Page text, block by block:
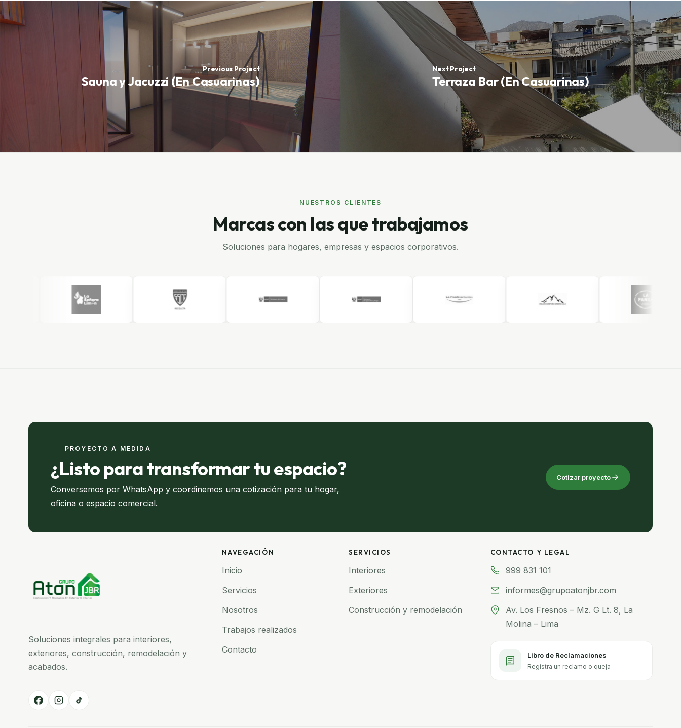
Previous Project
Sauna y Jacuzzi (En Casuarinas)
Next Project
Terraza Bar (En Casuarinas)
NUESTROS CLIENTES
Marcas con las que trabajamos
Soluciones para hogares, empresas y espacios corporativos.
PROYECTO A MEDIDA
¿Listo para transformar tu espacio?
Conversemos por WhatsApp y coordinemos una cotización para tu hogar,
oficina o espacio comercial.
Cotizar proyecto
Soluciones integrales para interiores,
exteriores, construcción, remodelación y
acabados.
NAVEGACIÓN
Inicio
Servicios
Nosotros
Trabajos realizados
Contacto
SERVICIOS
Interiores
Exteriores
Construcción y remodelación
CONTACTO Y LEGAL
999 831 101
informes@grupoatonjbr.com
Av. Los Fresnos – Mz. G Lt. 8, La
Molina – Lima
Libro de Reclamaciones
Registra un reclamo o queja